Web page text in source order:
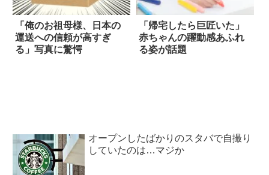
「俺のお祖母様、日本の
運送への信頼が高すぎ
る」写真に驚愕
「帰宅したら巨匠いた」
赤ちゃんの躍動感あふれ
る姿が話題
オープンしたばかりのスタバで自撮り
していたのは…マジか